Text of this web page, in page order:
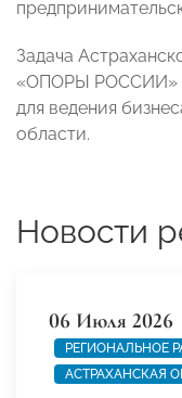
Задача
«ОПОРЫ РОССИИ» -
для ведения
области.
Новости
06 Июля 2026
РЕГИОНАЛЬНОЕ
АСТРАХАНСКАЯ